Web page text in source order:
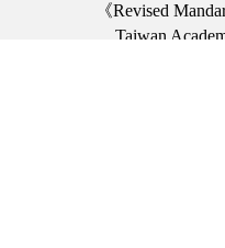
《Revised
Taiwan